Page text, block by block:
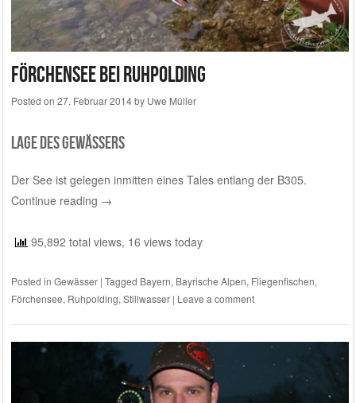
Förchensee bei Ruhpolding
Posted on 27. Februar 2014by Uwe Müller
Lage des Gewässers
Der See ist gelegen inmitten eines Tales entlang der B305.
Continue reading →
95,892 total views, 16 views today
Posted in Gewässer | Tagged Bayern, Bayrische Alpen, Fliegenfischen,
Förchensee, Ruhpolding, Stillwasser | Leave a comment